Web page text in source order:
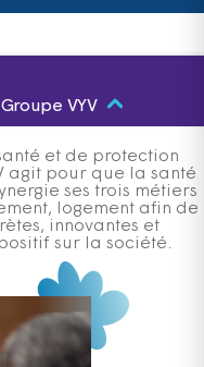
VYV
et de protection
agit pour que la santé
ses trois métiers
logement afin de
innovantes et
sur la société.